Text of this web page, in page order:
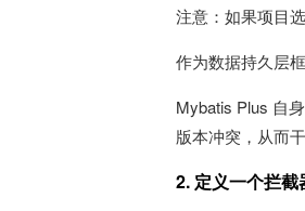
注意：如果项目
作为数据持久层
Mybatis Plus 自
版本冲突，从而
2. 定义一个拦截